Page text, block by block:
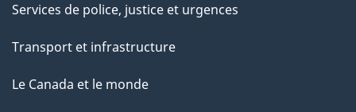
Services de police, justice et urgences
Transport et infrastructure
Le Canada et le monde